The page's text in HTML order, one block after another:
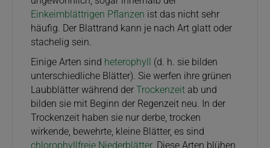
Einkeimblättrigen Pflanzen ist das nicht sehr
häufig. Der Blattrand kann je nach Art glatt oder
stachelig sein.
Einige Arten sind heterophyll (d. h. sie bilden
unterschiedliche Blätter). Sie werfen ihre grünen
Laubblätter während der Trockenzeit ab und
bilden sie mit Beginn der Regenzeit neu. In der
Trockenzeit haben sie nur derbe, trocken
wirkende, bewehrte, kleine Blätter, es sind
chlorophyllfreie Niederblätter. Diese Arten blühen